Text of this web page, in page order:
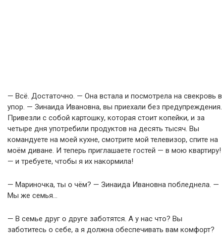
— Всё. Достаточно. — Она встала и посмотрела на свекровь в
упор. — Зинаида Ивановна, вы приехали без предупреждения.
Привезли с собой картошку, которая стоит копейки, и за
четыре дня употребили продуктов на десять тысяч. Вы
командуете на моей кухне, смотрите мой телевизор, спите на
моём диване. И теперь приглашаете гостей — в мою квартиру!
— и требуете, чтобы я их накормила!
— Мариночка, ты о чём? — Зинаида Ивановна побледнела. —
Мы же семья…
— В семье друг о друге заботятся. А у нас что? Вы
заботитесь о себе, а я должна обеспечивать вам комфорт?